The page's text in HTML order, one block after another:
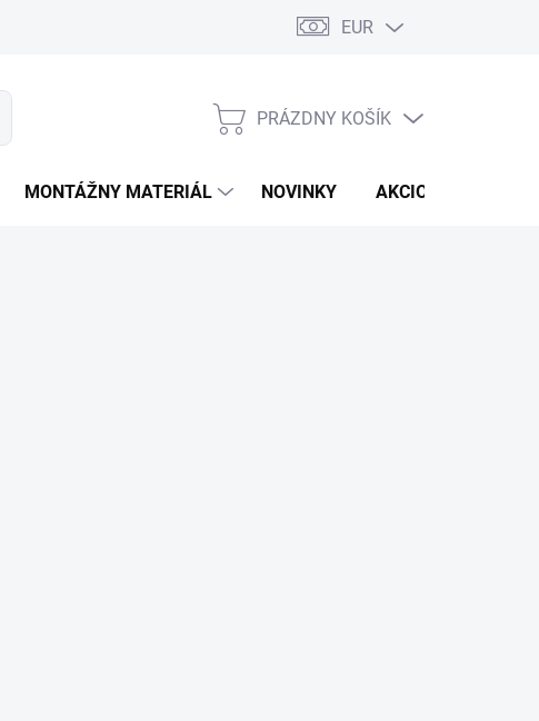
EUR
NÁKUPNÝ
PRÁZDNY KOŠÍK
MONTÁŽNY MATERIÁL NOVINKY AKCIOVÁ PONUKA